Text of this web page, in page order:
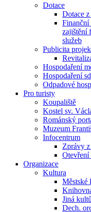
Dotace
Dotace
Finanční
zajištění
služeb
Publicita
Hospodaření
Hospodaření
Odpadové
Pro turisty
Koupaliště
Kostel sv.
Románský
Muzeum
Infocentrum
Zprávy
Otevření
Organizace
Kultura
Městské
Jiná
Dech.